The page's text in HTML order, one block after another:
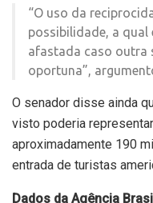
“O uso da
possibilidade, a qual
afastada caso outra
oportuna”,
O senador disse ainda
visto poderia
aproximadamente 190
entrada de turistas
Dados da Agência